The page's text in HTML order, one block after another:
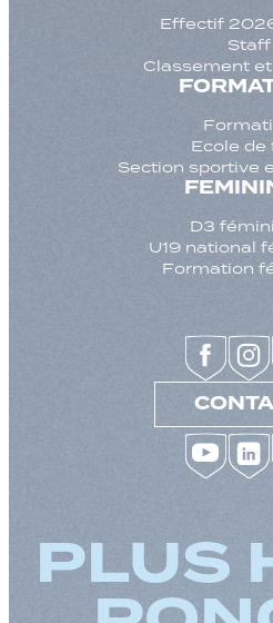
Effectif
Staff
Classement
Ecole de
Section sportive
D3
U19 national
Formation
PLUS